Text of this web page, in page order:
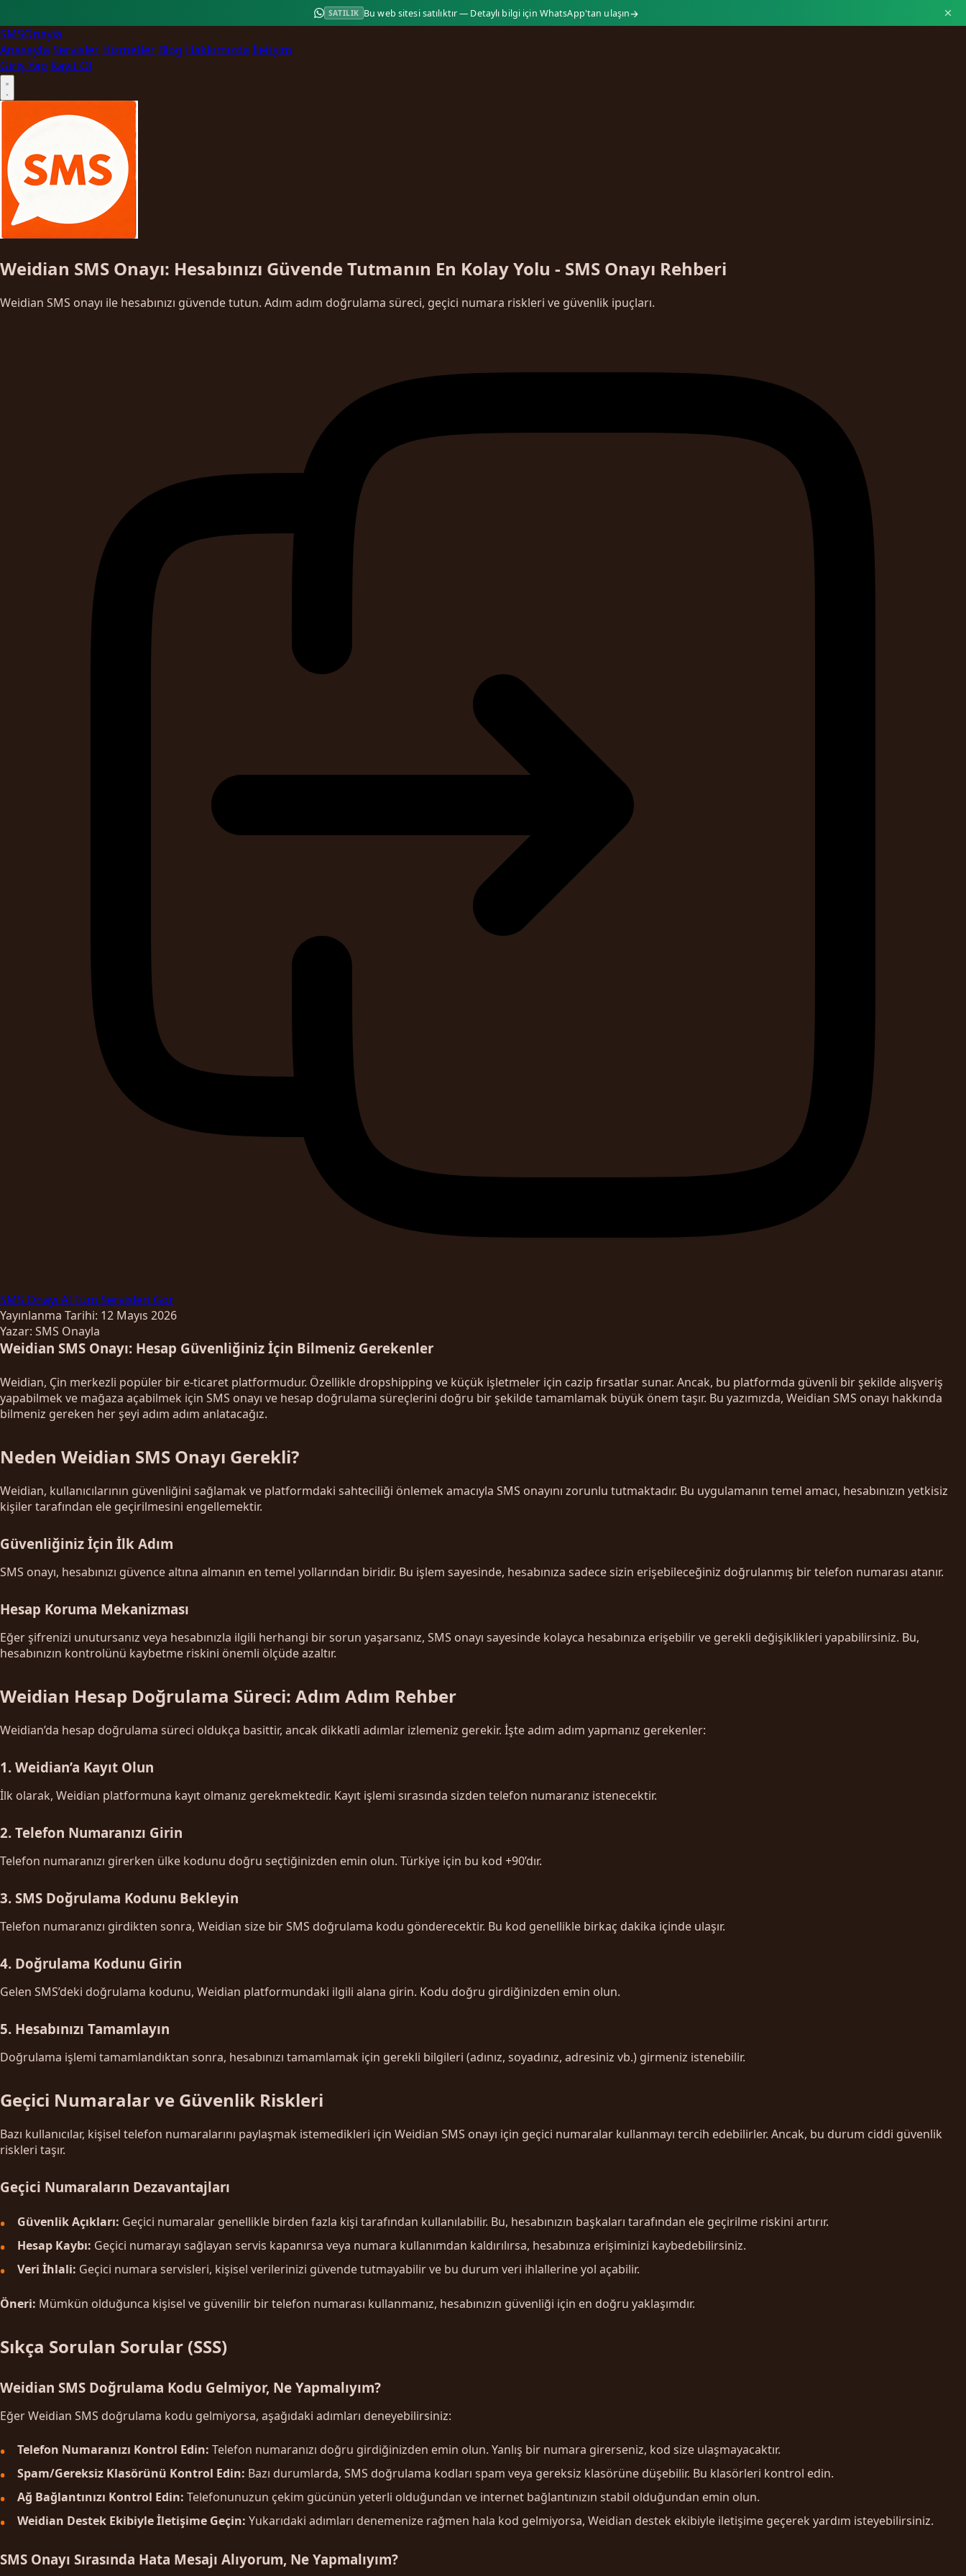
SATILIK Bu web sitesi satılıktır — Detaylı bilgi için WhatsApp'tan ulaşın→
SMSOnayla
Anasayfa Servisler Hizmetler Blog Hakkımızda İletişim
Giriş Yap Kayıt Ol
Weidian SMS Onayı: Hesabınızı Güvende Tutmanın En Kolay Yolu - SMS Onayı Rehberi
Weidian SMS onayı ile hesabınızı güvende tutun. Adım adım doğrulama süreci, geçici numara riskleri ve güvenlik ipuçları.
SMS Onayı Al Tüm Servisleri Gör
Yayınlanma Tarihi: 12 Mayıs 2026
Yazar: SMS Onayla
Weidian SMS Onayı: Hesap Güvenliğiniz İçin Bilmeniz Gerekenler
Weidian, Çin merkezli popüler bir e-ticaret platformudur. Özellikle dropshipping ve küçük işletmeler için cazip fırsatlar sunar. Ancak, bu platformda güvenli bir şekilde alışveriş
yapabilmek ve mağaza açabilmek için SMS onayı ve hesap doğrulama süreçlerini doğru bir şekilde tamamlamak büyük önem taşır. Bu yazımızda, Weidian SMS onayı hakkında
bilmeniz gereken her şeyi adım adım anlatacağız.
Neden Weidian SMS Onayı Gerekli?
Weidian, kullanıcılarının güvenliğini sağlamak ve platformdaki sahteciliği önlemek amacıyla SMS onayını zorunlu tutmaktadır. Bu uygulamanın temel amacı, hesabınızın yetkisiz
kişiler tarafından ele geçirilmesini engellemektir.
Güvenliğiniz İçin İlk Adım
SMS onayı, hesabınızı güvence altına almanın en temel yollarından biridir. Bu işlem sayesinde, hesabınıza sadece sizin erişebileceğiniz doğrulanmış bir telefon numarası atanır.
Hesap Koruma Mekanizması
Eğer şifrenizi unutursanız veya hesabınızla ilgili herhangi bir sorun yaşarsanız, SMS onayı sayesinde kolayca hesabınıza erişebilir ve gerekli değişiklikleri yapabilirsiniz. Bu,
hesabınızın kontrolünü kaybetme riskini önemli ölçüde azaltır.
Weidian Hesap Doğrulama Süreci: Adım Adım Rehber
Weidian’da hesap doğrulama süreci oldukça basittir, ancak dikkatli adımlar izlemeniz gerekir. İşte adım adım yapmanız gerekenler:
1. Weidian’a Kayıt Olun
İlk olarak, Weidian platformuna kayıt olmanız gerekmektedir. Kayıt işlemi sırasında sizden telefon numaranız istenecektir.
2. Telefon Numaranızı Girin
Telefon numaranızı girerken ülke kodunu doğru seçtiğinizden emin olun. Türkiye için bu kod +90’dır.
3. SMS Doğrulama Kodunu Bekleyin
Telefon numaranızı girdikten sonra, Weidian size bir SMS doğrulama kodu gönderecektir. Bu kod genellikle birkaç dakika içinde ulaşır.
4. Doğrulama Kodunu Girin
Gelen SMS’deki doğrulama kodunu, Weidian platformundaki ilgili alana girin. Kodu doğru girdiğinizden emin olun.
5. Hesabınızı Tamamlayın
Doğrulama işlemi tamamlandıktan sonra, hesabınızı tamamlamak için gerekli bilgileri (adınız, soyadınız, adresiniz vb.) girmeniz istenebilir.
Geçici Numaralar ve Güvenlik Riskleri
Bazı kullanıcılar, kişisel telefon numaralarını paylaşmak istemedikleri için Weidian SMS onayı için geçici numaralar kullanmayı tercih edebilirler. Ancak, bu durum ciddi güvenlik
riskleri taşır.
Geçici Numaraların Dezavantajları
Güvenlik Açıkları: Geçici numaralar genellikle birden fazla kişi tarafından kullanılabilir. Bu, hesabınızın başkaları tarafından ele geçirilme riskini artırır.
Hesap Kaybı: Geçici numarayı sağlayan servis kapanırsa veya numara kullanımdan kaldırılırsa, hesabınıza erişiminizi kaybedebilirsiniz.
Veri İhlali: Geçici numara servisleri, kişisel verilerinizi güvende tutmayabilir ve bu durum veri ihlallerine yol açabilir.
Öneri: Mümkün olduğunca kişisel ve güvenilir bir telefon numarası kullanmanız, hesabınızın güvenliği için en doğru yaklaşımdır.
Sıkça Sorulan Sorular (SSS)
Weidian SMS Doğrulama Kodu Gelmiyor, Ne Yapmalıyım?
Eğer Weidian SMS doğrulama kodu gelmiyorsa, aşağıdaki adımları deneyebilirsiniz:
Telefon Numaranızı Kontrol Edin: Telefon numaranızı doğru girdiğinizden emin olun. Yanlış bir numara girerseniz, kod size ulaşmayacaktır.
Spam/Gereksiz Klasörünü Kontrol Edin: Bazı durumlarda, SMS doğrulama kodları spam veya gereksiz klasörüne düşebilir. Bu klasörleri kontrol edin.
Ağ Bağlantınızı Kontrol Edin: Telefonunuzun çekim gücünün yeterli olduğundan ve internet bağlantınızın stabil olduğundan emin olun.
Weidian Destek Ekibiyle İletişime Geçin: Yukarıdaki adımları denemenize rağmen hala kod gelmiyorsa, Weidian destek ekibiyle iletişime geçerek yardım isteyebilirsiniz.
SMS Onayı Sırasında Hata Mesajı Alıyorum, Ne Yapmalıyım?